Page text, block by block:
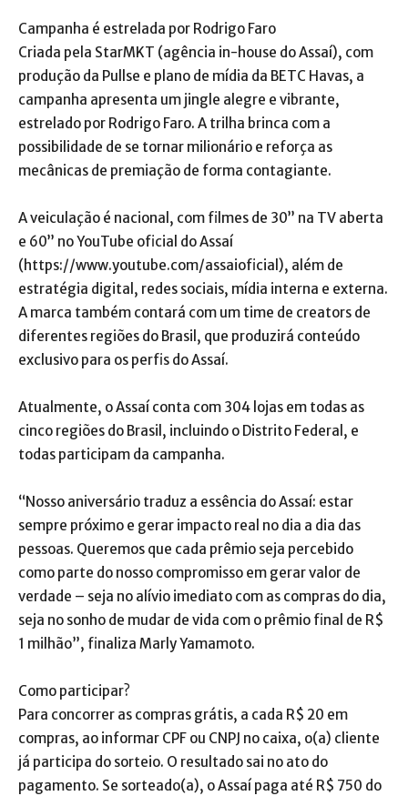
Campanha é estrelada por Rodrigo Faro
Criada pela StarMKT (agência in-house do Assaí), com
produção da Pullse e plano de mídia da BETC Havas, a
campanha apresenta um jingle alegre e vibrante,
estrelado por Rodrigo Faro. A trilha brinca com a
possibilidade de se tornar milionário e reforça as
mecânicas de premiação de forma contagiante.
A veiculação é nacional, com filmes de 30’’ na TV aberta
e 60’’ no YouTube oficial do Assaí
(https://www.youtube.com/assaioficial), além de
estratégia digital, redes sociais, mídia interna e externa.
A marca também contará com um time de creators de
diferentes regiões do Brasil, que produzirá conteúdo
exclusivo para os perfis do Assaí.
Atualmente, o Assaí conta com 304 lojas em todas as
cinco regiões do Brasil, incluindo o Distrito Federal, e
todas participam da campanha.
“Nosso aniversário traduz a essência do Assaí: estar
sempre próximo e gerar impacto real no dia a dia das
pessoas. Queremos que cada prêmio seja percebido
como parte do nosso compromisso em gerar valor de
verdade – seja no alívio imediato com as compras do dia,
seja no sonho de mudar de vida com o prêmio final de R$
1 milhão”, finaliza Marly Yamamoto.
Como participar?
Para concorrer as compras grátis, a cada R$ 20 em
compras, ao informar CPF ou CNPJ no caixa, o(a) cliente
já participa do sorteio. O resultado sai no ato do
pagamento. Se sorteado(a), o Assaí paga até R$ 750 do